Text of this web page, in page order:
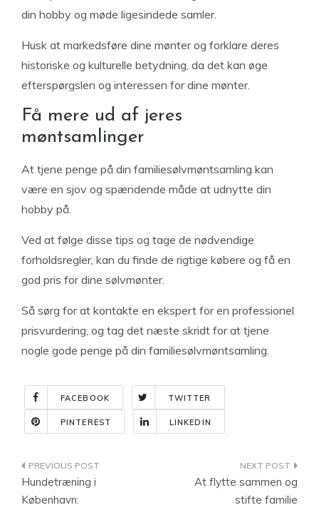
din hobby og møde ligesindede samler.
Husk at markedsføre dine mønter og forklare deres
historiske og kulturelle betydning, da det kan øge
efterspørgslen og interessen for dine mønter.
Få mere ud af jeres
møntsamlinger
At tjene penge på din familiesølvmøntsamling kan
være en sjov og spændende måde at udnytte din
hobby på.
Ved at følge disse tips og tage de nødvendige
forholdsregler, kan du finde de rigtige købere og få en
god pris for dine sølvmønter.
Så sørg for at kontakte en ekspert for en professionel
prisvurdering, og tag det næste skridt for at tjene
nogle gode penge på din familiesølvmøntsamling.
FACEBOOK TWITTER
PINTEREST LINKEDIN
Indlægsnavigation
Hundetræning i
København:
At flytte sammen og
stifte familie